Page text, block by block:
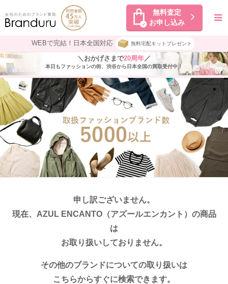
無料査定
お申し込み
WEBで完結！日本全国対応 無料宅配キットプレゼント
＼おかげさまで20周年／
本日もファッションの街、渋谷から日本全国の買取受付中！
申し訳ございません。
現在、AZUL ENCANTO（アズールエンカント）の商品
は
お取り扱いしておりません。
その他のブランドについての取り扱いは
こちらからすぐに検索できます。